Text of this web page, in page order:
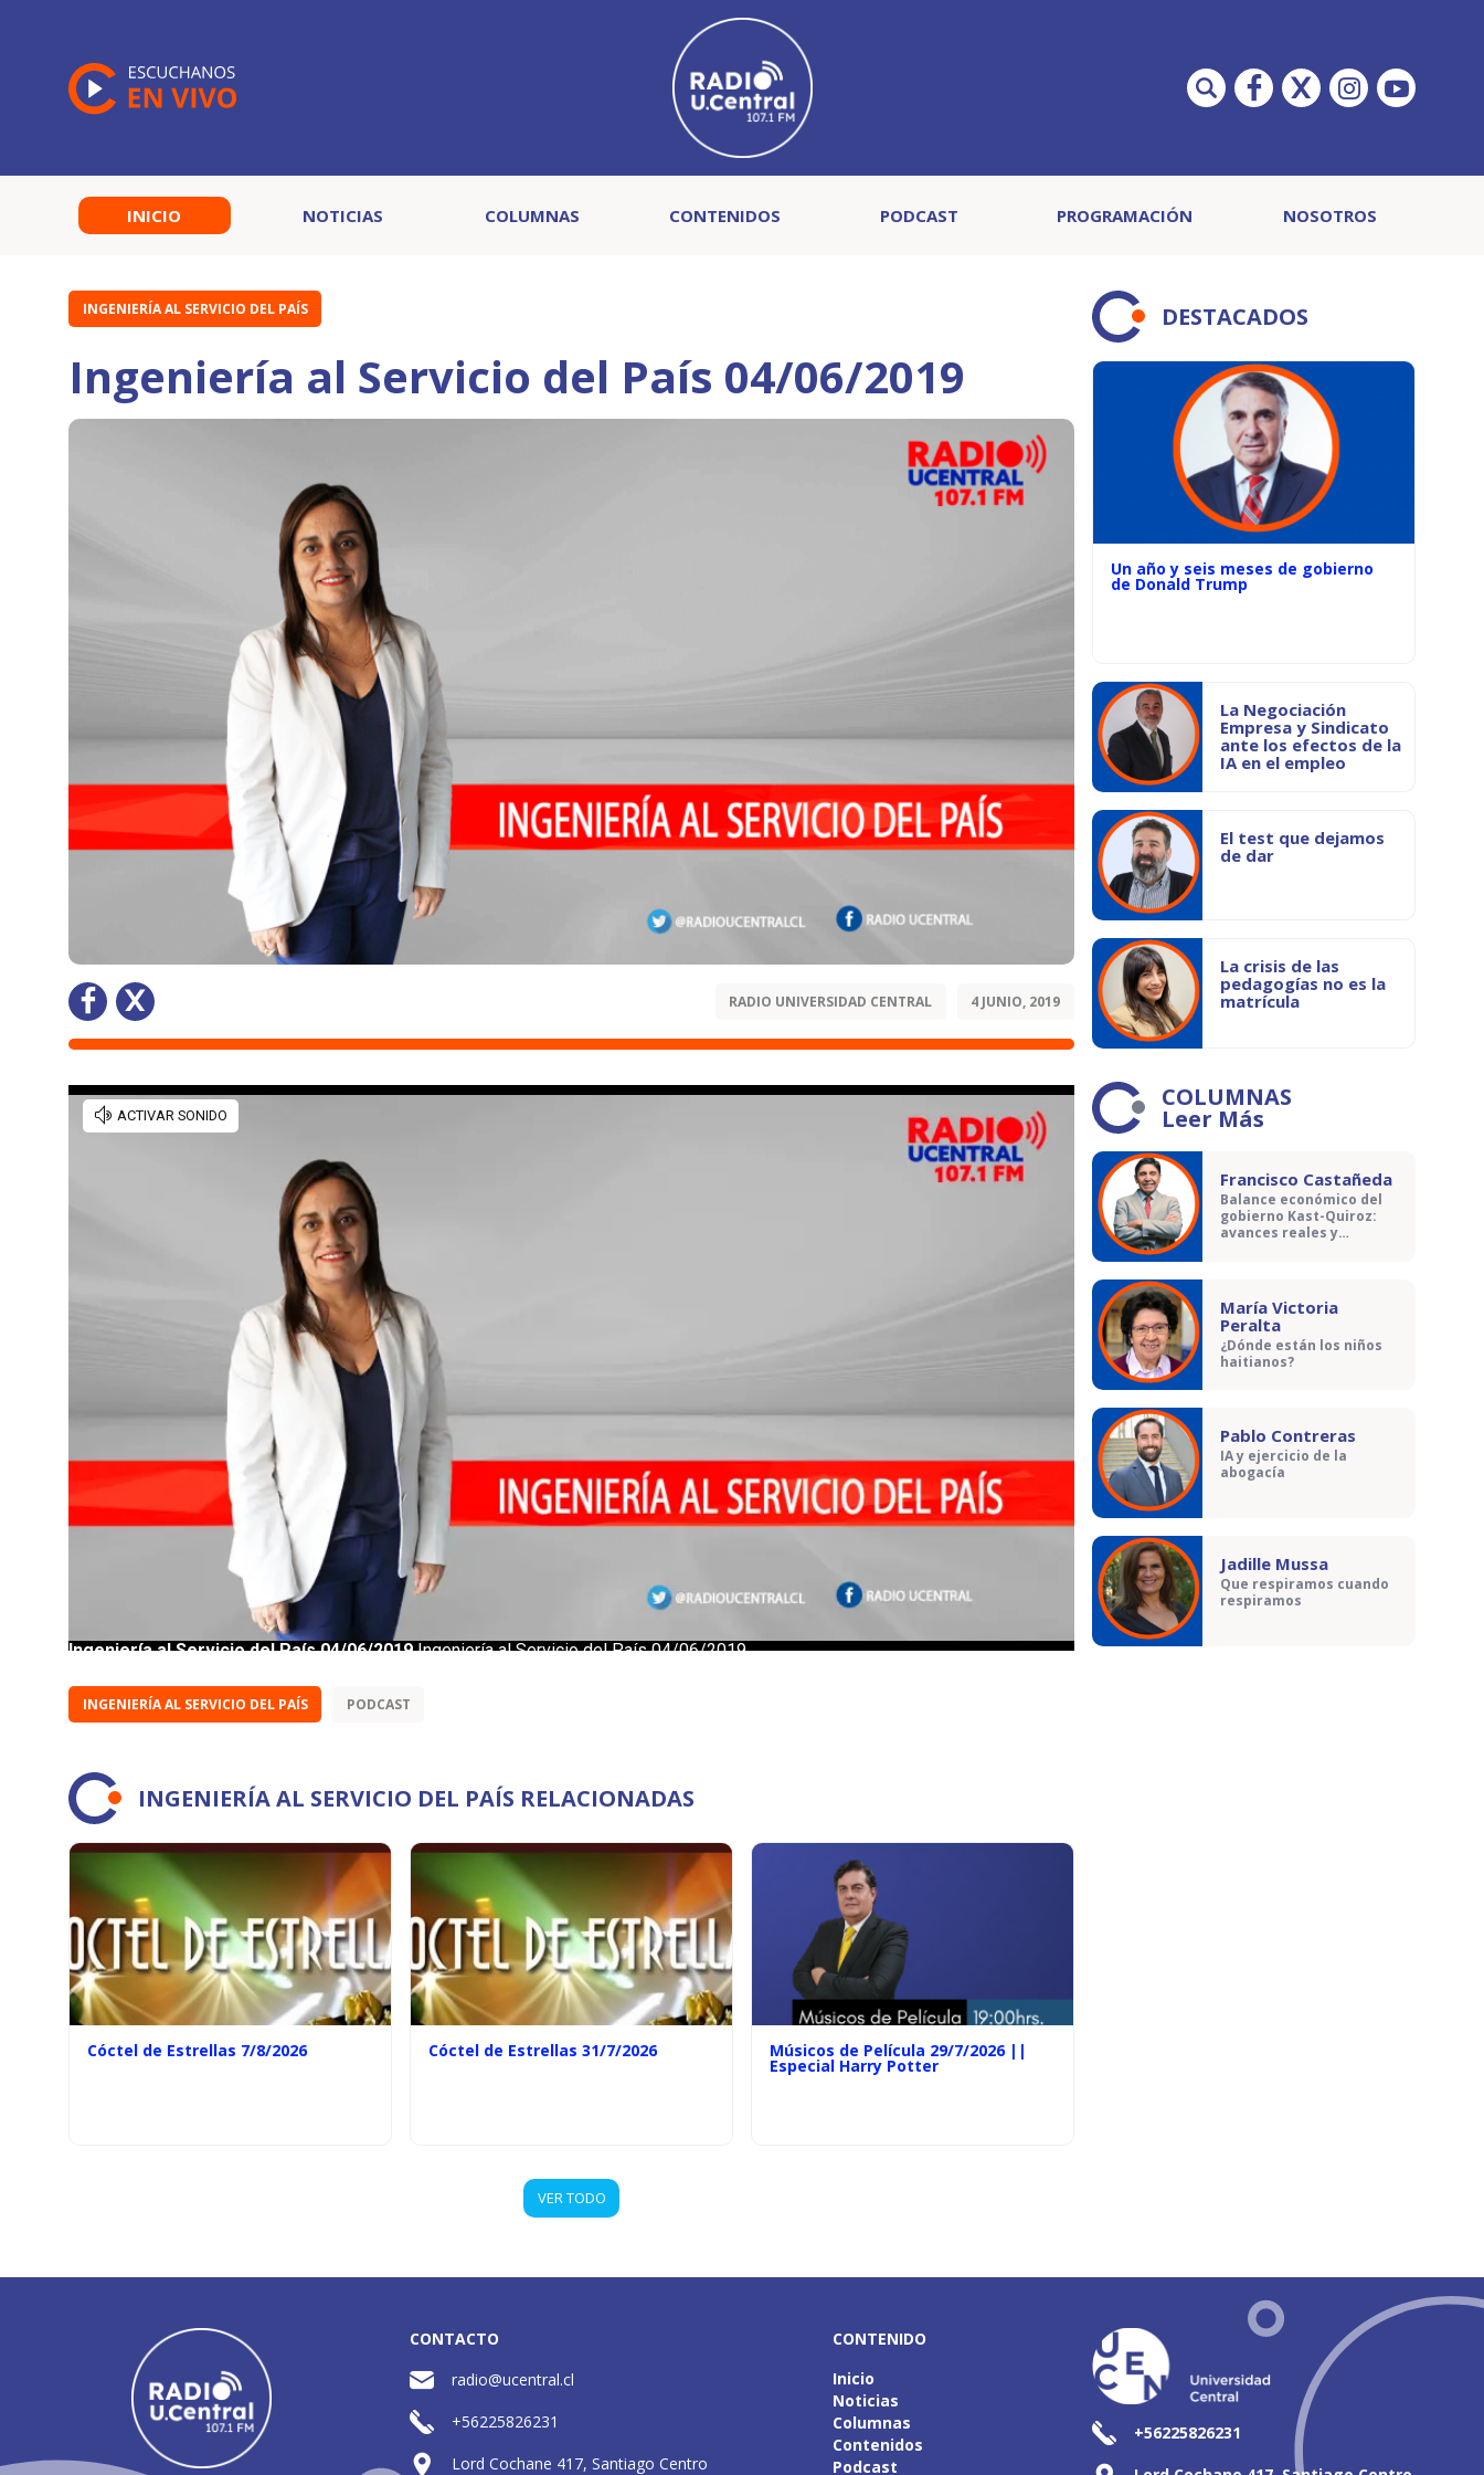
INICIO NOTICIAS COLUMNAS CONTENIDOS PODCAST PROGRAMACIÓN NOSOTROS
INGENIERÍA AL SERVICIO DEL PAÍS
Ingeniería al Servicio del País 04/06/2019
RADIO UNIVERSIDAD CENTRAL 4 JUNIO, 2019
INGENIERÍA AL SERVICIO DEL PAÍS PODCAST
INGENIERÍA AL SERVICIO DEL PAÍS RELACIONADAS
Cóctel de Estrellas 7/8/2026 Cóctel de Estrellas 31/7/2026 Músicos de Película 29/7/2026 ||
Especial Harry Potter
VER TODO
DESTACADOS
Un año y seis meses de gobierno
de Donald Trump
La Negociación
Empresa y Sindicato
ante los efectos de la
IA en el empleo
El test que dejamos
de dar
La crisis de las
pedagogías no es la
matrícula
COLUMNAS
Leer Más
Francisco Castañeda
Balance económico del
gobierno Kast-Quiroz:
avances reales y
María Victoria
Peralta
¿Dónde están los niños
haitianos?
Pablo Contreras
IA y ejercicio de la
abogacía
Jadille Mussa
Que respiramos cuando
respiramos
CONTACTO
radio@ucentral.cl
+56225826231
Lord Cochane 417, Santiago Centro
CONTENIDO
Inicio
Noticias
Columnas
Contenidos
Podcast
+56225826231